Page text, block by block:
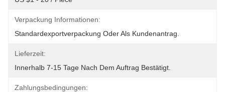
Verpackung Informationen:
Standardexportverpackung Oder Als Kundenantrag.
Lieferzeit:
Innerhalb 7-15 Tage Nach Dem Auftrag Bestätigt.
Zahlungsbedingungen: